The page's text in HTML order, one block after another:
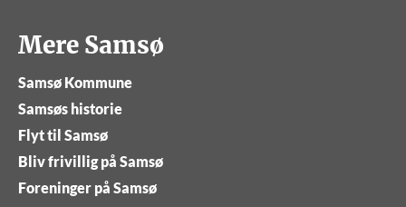
Mere Samsø
Samsø Kommune
Samsøs historie
Flyt til Samsø
Bliv frivillig på Samsø
Foreninger på Samsø